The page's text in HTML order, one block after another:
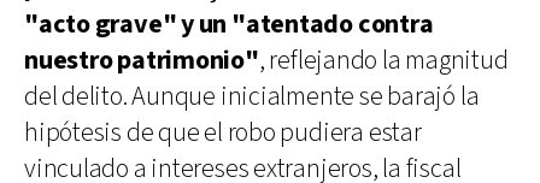
"acto grave" y un "atentado contra
nuestro patrimonio", reflejando la magnitud
del delito. Aunque inicialmente se barajó la
hipótesis de que el robo pudiera estar
vinculado a intereses extranjeros, la fiscal